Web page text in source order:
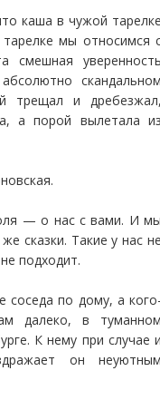
каша в чужой
мы относимся
смешная
трещал и
а порой вылетала
— о нас с вами. И
сказки. Такие у нас
подходит.
по дому, а
далеко, в
К нему при случае
он